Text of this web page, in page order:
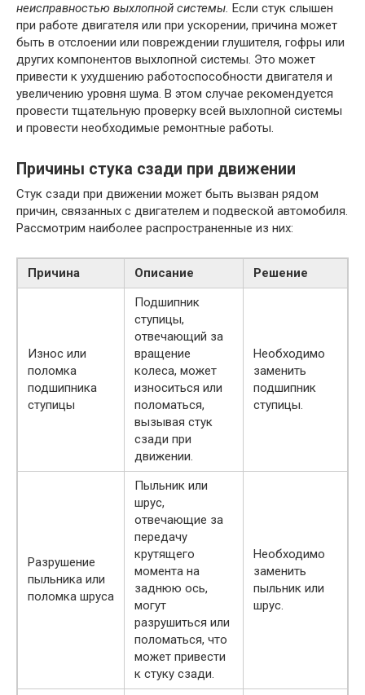
неисправностью выхлопной системы. Если стук слышен
при работе двигателя или при ускорении, причина может
быть в отслоении или повреждении глушителя, гофры или
других компонентов выхлопной системы. Это может
привести к ухудшению работоспособности двигателя и
увеличению уровня шума. В этом случае рекомендуется
провести тщательную проверку всей выхлопной системы
и провести необходимые ремонтные работы.
Причины стука сзади при движении
Стук сзади при движении может быть вызван рядом
причин, связанных с двигателем и подвеской автомобиля.
Рассмотрим наиболее распространенные из них:
Причина Описание Решение
Износ или
поломка
подшипника
ступицы
Подшипник
ступицы,
отвечающий за
вращение
колеса, может
износиться или
поломаться,
вызывая стук
сзади при
движении.
Необходимо
заменить
подшипник
ступицы.
Разрушение
пыльника или
поломка шруса
Пыльник или
шрус,
отвечающие за
передачу
крутящего
момента на
заднюю ось,
могут
разрушиться или
поломаться, что
может привести
к стуку сзади.
Необходимо
заменить
пыльник или
шрус.